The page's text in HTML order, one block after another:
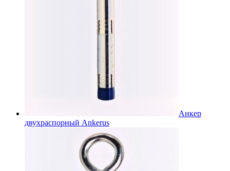
Анкер
двухраспорный Ankerus